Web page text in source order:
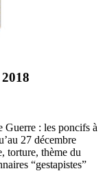
: les poncifs à
27 décembre
torture, thème du
“gestapistes”